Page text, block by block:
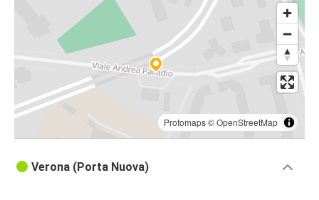
Protomaps©OpenStreetMap
Verona (Porta Nuova)